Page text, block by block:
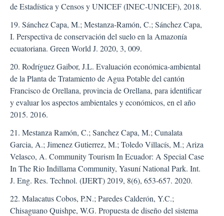
de Estadística y Censos y UNICEF (INEC-UNICEF), 2018.
19. Sánchez Capa, M.; Mestanza-Ramón, C.; Sánchez Capa,
I. Perspectiva de conservación del suelo en la Amazonía
ecuatoriana. Green World J. 2020, 3, 009.
20. Rodríguez Gaibor, J.L. Evaluación económica-ambiental
de la Planta de Tratamiento de Agua Potable del cantón
Francisco de Orellana, provincia de Orellana, para identificar
y evaluar los aspectos ambientales y económicos, en el año
2015. 2016.
21. Mestanza Ramón, C.; Sanchez Capa, M.; Cunalata
Garcia, A.; Jimenez Gutierrez, M.; Toledo Villacís, M.; Ariza
Velasco, A. Community Tourism In Ecuador: A Special Case
In The Rio Indillama Community, Yasuní National Park. Int.
J. Eng. Res. Technol. (IJERT) 2019, 8(6), 653-657. 2020.
22. Malacatus Cobos, P.N.; Paredes Calderón, Y.C.;
Chisaguano Quishpe, W.G. Propuesta de diseño del sistema